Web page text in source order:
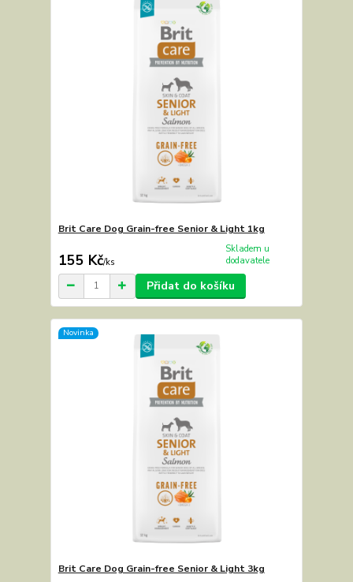
Brit Care Dog Grain-free Senior & Light 1kg
155 Kč/ks
Skladem u
dodavatele
Přidat do košíku
Novinka
Brit Care Dog Grain-free Senior & Light 3kg